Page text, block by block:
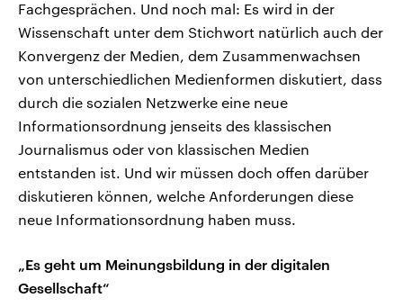
Fachgesprächen. Und noch mal: Es wird in der
Wissenschaft unter dem Stichwort natürlich auch der
Konvergenz der Medien, dem Zusammenwachsen
von unterschiedlichen Medienformen diskutiert, dass
durch die sozialen Netzwerke eine neue
Informationsordnung jenseits des klassischen
Journalismus oder von klassischen Medien
entstanden ist. Und wir müssen doch offen darüber
diskutieren können, welche Anforderungen diese
neue Informationsordnung haben muss.
„Es geht um Meinungsbildung in der digitalen
Gesellschaft“